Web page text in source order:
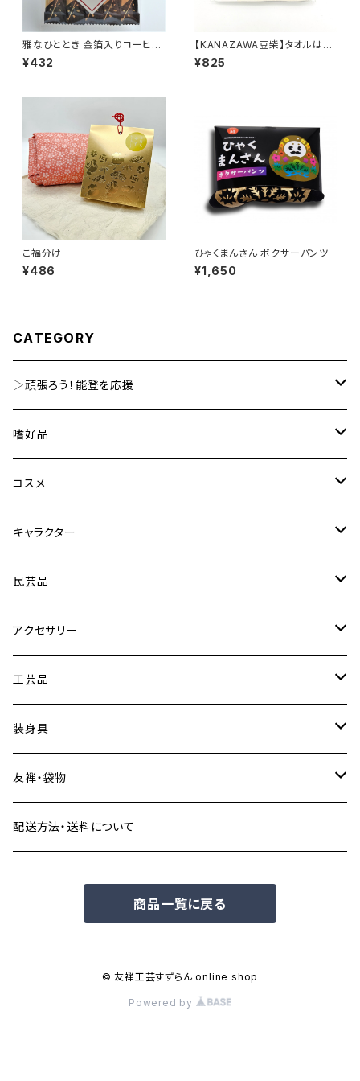
雅なひととき 金箔入りコーヒー
（５本入り）
¥432
【KANAZAWA豆柴】タオルはん
かち
¥825
こ福分け
¥486
ひゃくまんさん ボクサーパンツ
¥1,650
CATEGORY
▷頑張ろう！能登を応援
嗜好品
美容
その他
嗜好品
金箔入嗜好品
食用金箔
その他の食品
コスメ
金箔入コスメ
その他コスメ
化粧雑貨など
キャラクター
ひゃくまんさん
新幹線
HELLO KITTY
サンリオキャラクターズ
スヌーピー
モケケ
民芸品
キーホルダー・根付・チャーム
マグネット
ステッカー
ステッカー
マスキングテープ
ステーショナリー
ボールペン、シャープペン
置物・飾りもの・郷土玩具など
アクセサリー
水引素材
水引アクセサリー
加賀手まりアクセサリー
九谷焼アクセサリー
工芸品
金箔工芸品
その他の工芸品
装身具
加賀手まりかざり
お香・お香立て
その他身の回り品
友禅・袋物
加賀友禅こもの
配送方法・送料について
商品一覧に戻る
© 友禅工芸すずらん online shop
Powered by